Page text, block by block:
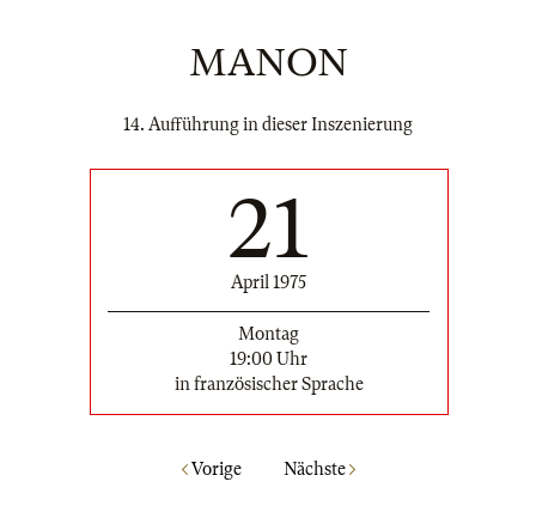
MANON
14. Aufführung in dieser Inszenierung
21
April 1975
Montag
19:00 Uhr
in französischer Sprache
Vorige Nächste